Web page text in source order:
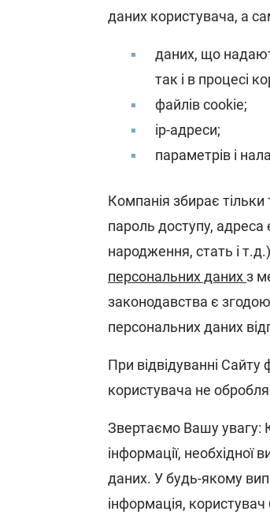
даних користувача, а
даних, що
так і в процесі
файлів cookie;
ір-адреси;
параметрів і
Компанія збирає тільки
пароль доступу,
народження, стать і
персональних данихз
законодавства є
персональних даних
При відвідуванні Сайту
користувача не
Звертаємо Вашу увагу:
інформації,
даних. У будь-якому
інформація,